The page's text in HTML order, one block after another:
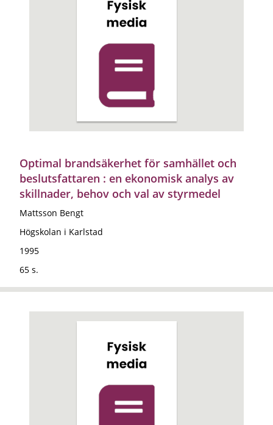
Optimal brandsäkerhet för samhället och
beslutsfattaren : en ekonomisk analys av
skillnader, behov och val av styrmedel
Mattsson Bengt
Högskolan i Karlstad
1995
65 s.